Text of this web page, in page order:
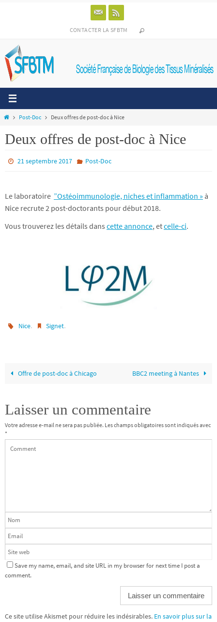
CONTACTER LA SFBTM
HomePost-Doc Deux offres de post-doc à Nice
Deux offres de post-doc à Nice
21 septembre 2017 Post-Doc
Le laboratoire ”Ostéoimmunologie, niches et inflammation » à
Nice recrute 2 post-doctorants pour début 2018.
Vous trouverez les détails dans cette annonce, etcelle-ci.
Nice. Signet.
Offre de post-doc à Chicago BBC2 meeting à Nantes
Laisser un commentaire
Votre adresse e-mail ne sera pas publiée. Les champs obligatoires sont indiqués avec
*
Save my name, email, and site URL in my browser for next time I post a
comment.
Ce site utilise Akismet pour réduire les indésirables. En savoir plus sur la